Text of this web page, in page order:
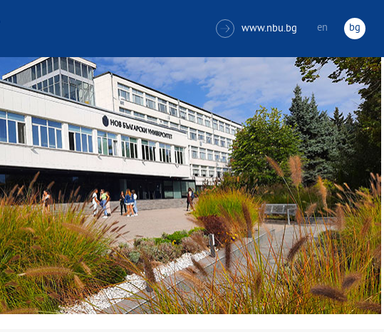
 www.nbu.bg en bg